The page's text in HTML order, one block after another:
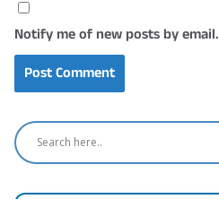
Notify me of new posts by email.